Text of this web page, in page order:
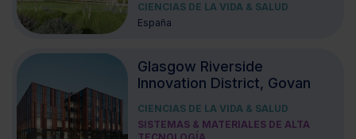
CIENCIAS DE LA VIDA & SALUD
España
CIENCIAS DE LA VIDA & SALUD
SISTEMAS & MATERIALES DE ALTA
Glasgow Riverside
Innovation District, Govan